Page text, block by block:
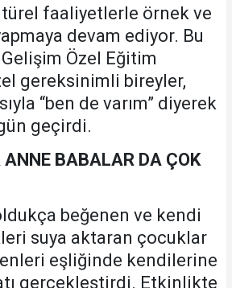
faaliyetlerle örnek ve
devam ediyor. Bu
Özel Eğitim
gereksinimli bireyler,
“ben de varım” diyerek
geçirdi.
ANNE BABALAR DA ÇOK
beğenen ve kendi
suya aktaran çocuklar
eşliğinde kendilerine
gerçekleştirdi. Etkinlikte